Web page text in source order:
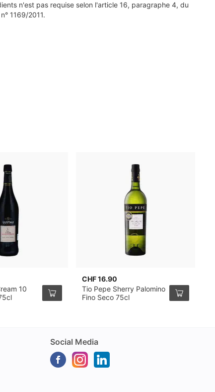
n'est pas requise selon l'article 16, paragraphe 4, du
1169/2011.
10
CHF 16.90
Tio Pepe Sherry Palomino
Fino Seco 75cl
Social Media